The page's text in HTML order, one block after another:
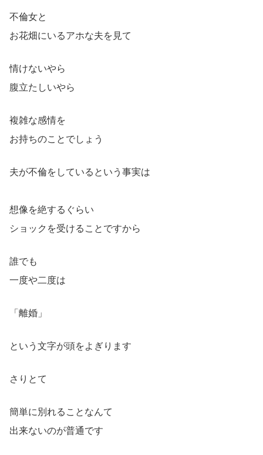
不倫女と
お花畑にいるアホな夫を見て
情けないやら
腹立たしいやら
複雑な感情を
お持ちのことでしょう
夫が不倫をしているという事実は
想像を絶するぐらい
ショックを受けることですから
誰でも
一度や二度は
「離婚」
という文字が頭をよぎります
さりとて
簡単に別れることなんて
出来ないのが普通です